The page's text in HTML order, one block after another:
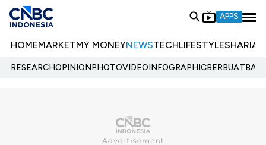
APPS
HOMEMARKETMY MONEYNEWSTECHLIFESTYLESHARIA
RESEARCHOPINIONPHOTOVIDEOINFOGRAPHIC